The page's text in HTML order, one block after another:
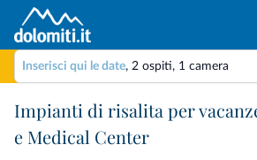
Inserisci qui le date, 2 ospiti, 1 camera
Impianti di risalita per
e Medical Center